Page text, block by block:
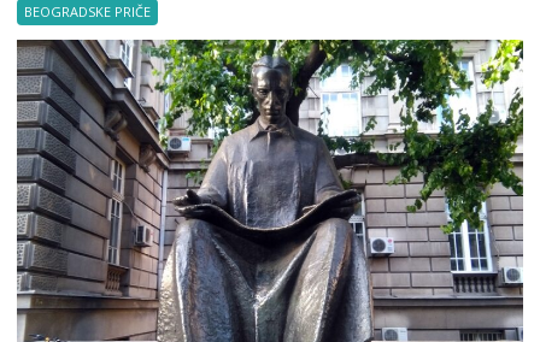
BEOGRADSKE PRIČE